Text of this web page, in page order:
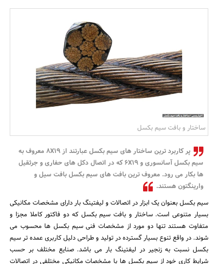
مسکن و ساختمان
ساختار و بافت سیم بکسل
پر کاربرد ترین ساختار های سیم بکسل عبارتند از 8X19 معروف به
سیم بکسل آسانسوری و 6X19 که در اتصال دکل های حفاری و جرثقیل
ها بکار می رود. معروف ترین بافت های سیم بکسل بافت سیل و
وارینگتون هستند.
سیم بکسل بعنوان یک ابزار در اتصالات و لیفتینگ بار دارای مشخصات مکانیکی
بسیار متنوعی است. ساختار و بافت سیم بکسل که دو فاکتور کاملا مجزا و
متفاوت هستند تنها دو مورد از مشخصات فنی سیم بکسل ها محسوب می
شوند. در واقع تنوع بسیار گسترده در تولید و طراحی دلیل کاربری عمده تر سیم
بکسل نسبت به زنجیر در لیفتینگ بار می باشد. صنایع مختلف بر حسب
شرایط کاری خود از سیم بکسل ها با مشخصات مکانیکی مختلفی در اتصالات